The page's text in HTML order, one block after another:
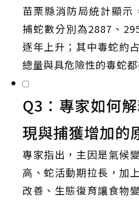
苗栗縣消防局統計顯示
捕蛇數分別為2887、
逐年上升；其中毒蛇約
總量與具危險性的毒蛇都
Q3：專家如何
現與捕獲增加的
專家指出，主因是氣候
高、蛇活動期拉長，加
改善、生態復育讓食物